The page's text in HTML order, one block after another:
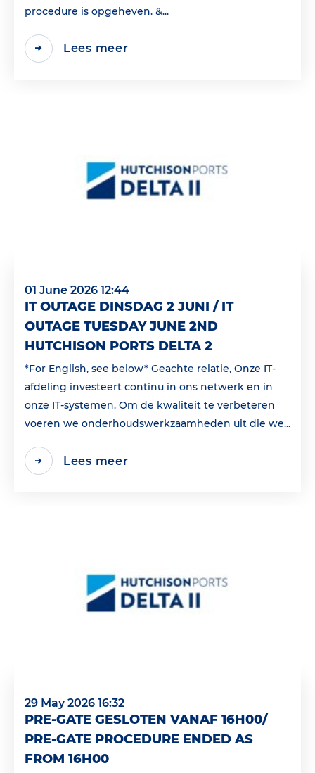
procedure is opgeheven. &...
Lees meer
01 June 2026 12:44
IT OUTAGE DINSDAG 2 JUNI / IT
OUTAGE TUESDAY JUNE 2ND
HUTCHISON PORTS DELTA 2
*For English, see below* Geachte relatie, Onze IT-
afdeling investeert continu in ons netwerk en in
onze IT-systemen. Om de kwaliteit te verbeteren
voeren we onderhoudswerkzaamheden uit die we...
Lees meer
29 May 2026 16:32
PRE-GATE GESLOTEN VANAF 16H00/
PRE-GATE PROCEDURE ENDED AS
FROM 16H00